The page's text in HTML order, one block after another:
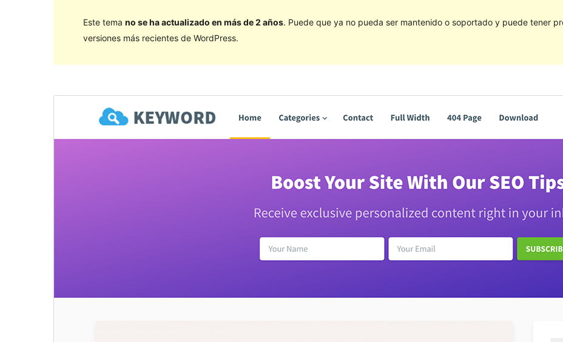
Este tema no se ha actualizado en más de 2 años. Puede que ya no pueda ser mantenido o soportado y puede tener
versiones más recientes de WordPress.